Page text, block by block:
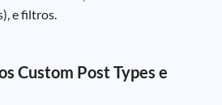
e filtros.
Custom Post Types e